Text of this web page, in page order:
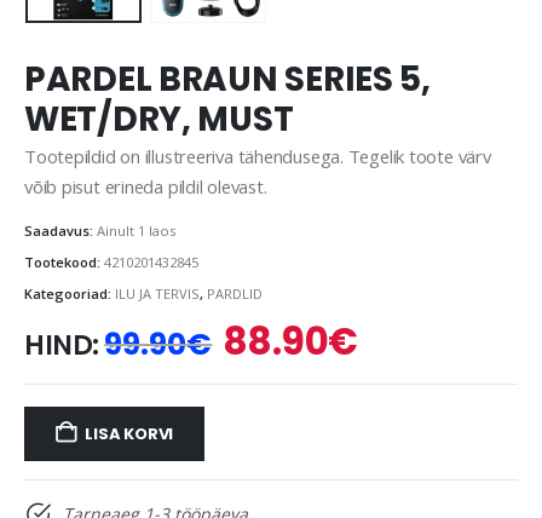
PARDEL BRAUN SERIES 5,
WET/DRY, MUST
Tootepildid on illustreeriva tähendusega. Tegelik toote värv
võib pisut erineda pildil olevast.
Saadavus: Ainult 1 laos
Tootekood: 4210201432845
Kategooriad: ILU JA TERVIS, PARDLID
HIND:99.90€ Algne
hind
oli:
88.90€
on:
LISA KORVI